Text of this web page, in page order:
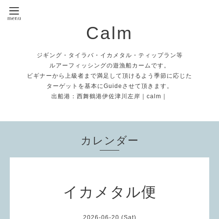
Calm
ジギング・タイラバ・イカメタル・ティップラン等
ルアーフィッシングの遊漁船カームです。
ビギナーから上級者まで満足して頂けるよう季節に応じた
ターゲットを基本にGuideさせて頂きます。
出船港：西舞鶴港伊佐津川左岸｜calm｜
カレンダー
イカメタル便
2026-06-20 (Sat)